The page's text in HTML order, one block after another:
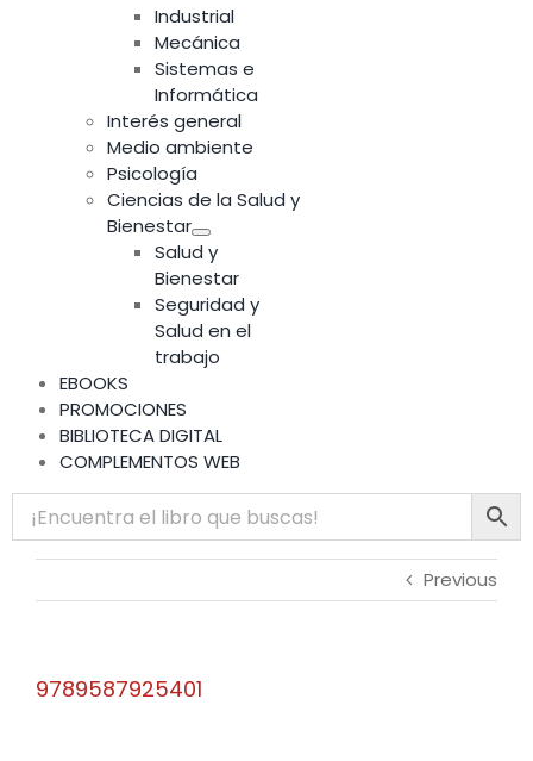
Industrial
Mecánica
Sistemas e
Informática
Interés general
Medio ambiente
Psicología
Ciencias de la Salud y
Bienestar
Salud y
Bienestar
Seguridad y
Salud en el
trabajo
EBOOKS
PROMOCIONES
BIBLIOTECA DIGITAL
COMPLEMENTOS WEB
Previous
9789587925401